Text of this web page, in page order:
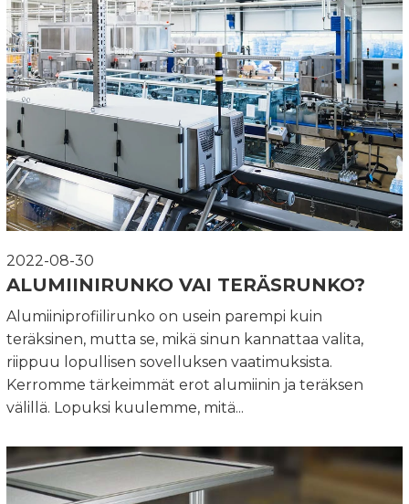
2022-08-30
ALUMIINIRUNKO VAI TERÄSRUNKO?
Alumiiniprofiilirunko on usein parempi kuin
teräksinen, mutta se, mikä sinun kannattaa valita,
riippuu lopullisen sovelluksen vaatimuksista.
Kerromme tärkeimmät erot alumiinin ja teräksen
välillä. Lopuksi kuulemme, mitä...